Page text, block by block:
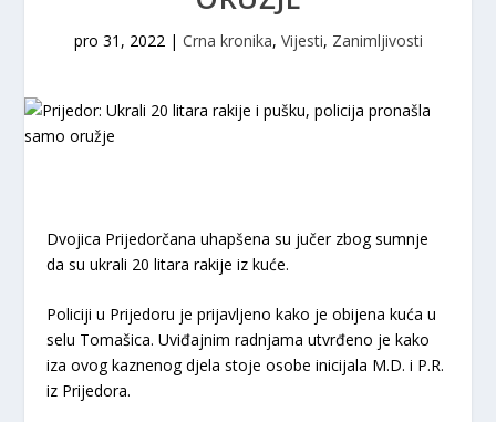
pro 31, 2022| Crna kronika, Vijesti, Zanimljivosti
Dvojica Prijedorčana uhapšena su jučer zbog sumnje
da su ukrali 20 litara rakije iz kuće.
Policiji u Prijedoru je prijavljeno kako je obijena kuća u
selu Tomašica. Uviđajnim radnjama utvrđeno je kako
iza ovog kaznenog djela stoje osobe inicijala M.D. i P.R.
iz Prijedora.